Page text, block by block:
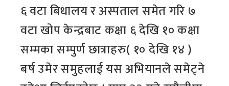
६ वटा बिधालय र अस्पताल समेत गरि ७
वटा खोप केन्द्रबाट कक्षा ६ देखि १० कक्षा
सम्मका सम्पुर्ण छात्राहरु( १० देखि १४ )
बर्ष उमेर समुहलाई यस अभियानले समेट्ने